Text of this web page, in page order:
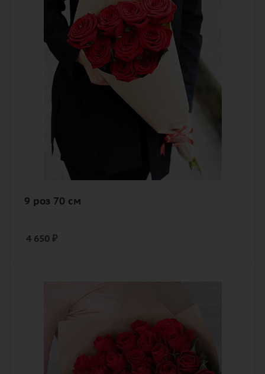
алый, бордовый, красный, чайный
Описание
роза, лента, дизайнерская упаковка
9 роз 70 см
4 650 ₽
алый, бордовый, красный, чайный
роза, лента, дизайнерская упаковка